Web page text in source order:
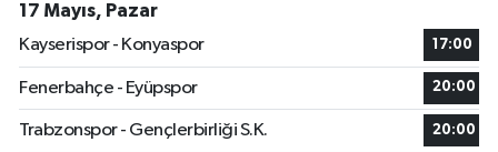
17 Mayıs, Pazar
Kayserispor - Konyaspor
17:00
Fenerbahçe - Eyüpspor 20:00
Trabzonspor - Gençlerbirliği S.K. 20:00